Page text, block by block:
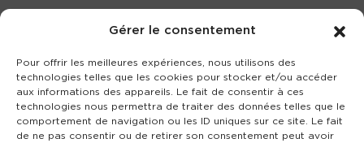
Gérer le consentement
Pour offrir les meilleures expériences, nous utilisons des
technologies telles que les cookies pour stocker et/ou accéder
aux informations des appareils. Le fait de consentir à ces
technologies nous permettra de traiter des données telles que le
comportement de navigation ou les ID uniques sur ce site. Le fait
de ne pas consentir ou de retirer son consentement peut avoir